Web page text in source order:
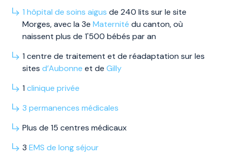
1 hôpital de soins aigus de 240 lits sur le site
Morges, avec la 3e Maternité du canton, où
naissent plus de 1'500 bébés par an
1 centre de traitement et de réadaptation sur les
sites d’Aubonne et de Gilly
1 clinique privée
3 permanences médicales
Plus de 15 centres médicaux
3 EMS de longséjour